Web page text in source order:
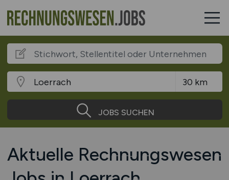
JOBS SUCHEN
Aktuelle Rechnungswesen